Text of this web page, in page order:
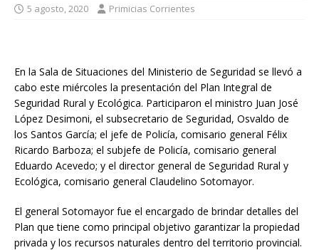
5 agosto, 2020 Primicias Corrientes
En la Sala de Situaciones del Ministerio de Seguridad se llevó a
cabo este miércoles la presentación del Plan Integral de
Seguridad Rural y Ecológica. Participaron el ministro Juan José
López Desimoni, el subsecretario de Seguridad, Osvaldo de
los Santos García; el jefe de Policía, comisario general Félix
Ricardo Barboza; el subjefe de Policía, comisario general
Eduardo Acevedo; y el director general de Seguridad Rural y
Ecológica, comisario general Claudelino Sotomayor.
El general Sotomayor fue el encargado de brindar detalles del
Plan que tiene como principal objetivo garantizar la propiedad
privada y los recursos naturales dentro del territorio provincial.